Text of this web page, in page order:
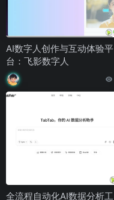
AI数字人创作与互动体验平
台：飞影数字人
全流程自动化AI数据分析工